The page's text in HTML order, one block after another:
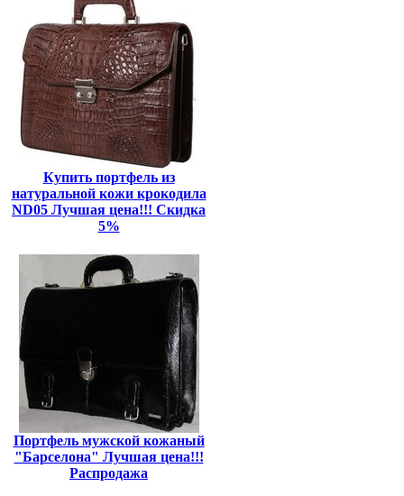
Купить портфель из
натуральной кожи крокодила
ND05 Лучшая цена!!! Скидка
5%
Портфель мужской кожаный
"Барселона" Лучшая цена!!!
Распродажа